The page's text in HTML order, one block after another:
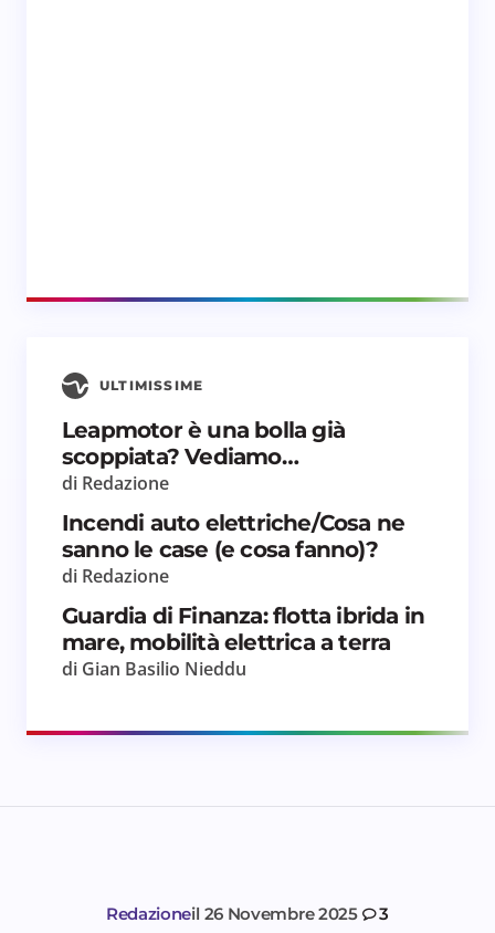
ULTIMISSIME
Leapmotor è una bolla già
scoppiata? Vediamo…
di Redazione
Incendi auto elettriche/Cosa ne
sanno le case (e cosa fanno)?
di Redazione
Guardia di Finanza: flotta ibrida in
mare, mobilità elettrica a terra
di Gian Basilio Nieddu
Redazioneil 26 Novembre 2025 3